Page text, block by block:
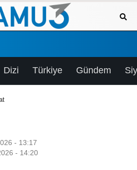
Dizi Türkiye Gündem
- 13:17
- 14:20